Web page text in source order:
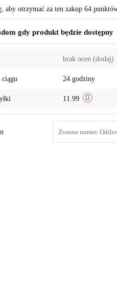
aby otrzymać za ten zakup 64
gdy produkt będzie dostępny
brak ocen (dodaj)
ciągu 24 godziny
11.99